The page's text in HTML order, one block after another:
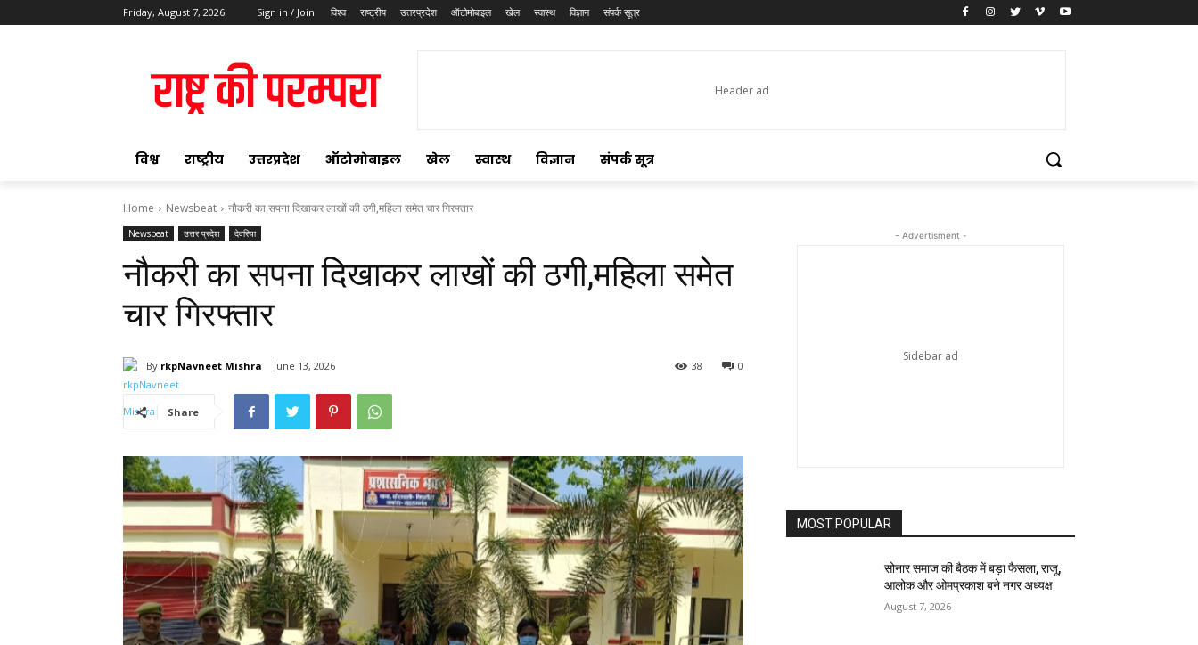
Friday, August 7, 2026 Sign in / Join विश्व राष्ट्रीय उत्तरप्रदेश ऑटोमोबाइल खेल स्वास्थ विज्ञान संपर्क सूत्र
विश्व राष्ट्रीय उत्तरप्रदेश ऑटोमोबाइल खेल स्वास्थ विज्ञान संपर्क सूत्र
Home Newsbeat नौकरी का सपना दिखाकर लाखों की ठगी,महिला समेत चार गिरफ्तार
Newsbeat उत्तर प्रदेश देवरिया
नौकरी का सपना दिखाकर लाखों की ठगी,महिला समेत
चार गिरफ्तार
By rkpNavneet Mishra June 13, 2026 0
38
Share
- Advertisment -
MOST POPULAR
सोनार समाज की बैठक में बड़ा फैसला, राजू,
आलोक और ओमप्रकाश बने नगर अध्यक्ष
August 7, 2026